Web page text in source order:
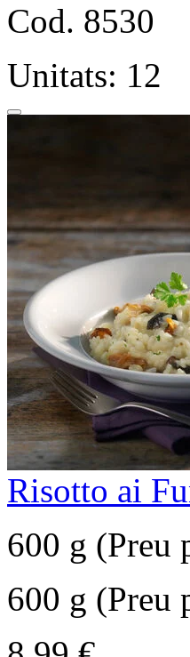
Cod. 8530
Unitats: 12
Risotto ai
600 g (Preu
600 g (Preu